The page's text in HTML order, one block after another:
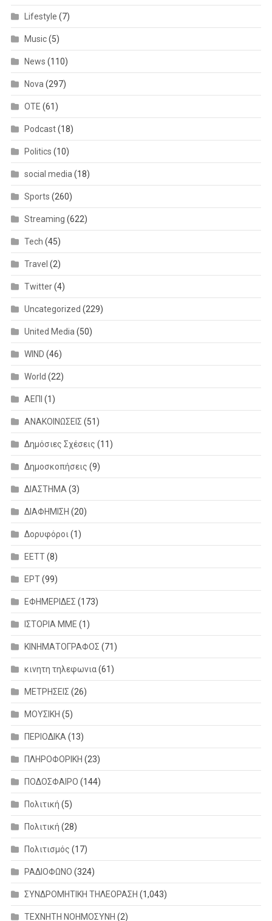
Lifestyle (7)
Music(5)
News (110)
Nova(297)
OTE (61)
Podcast(18)
Politics (10)
social media(18)
Sports (260)
Streaming (622)
Tech (45)
Travel (2)
Twitter(4)
Uncategorized (229)
United Media(50)
WIND (46)
World (22)
ΑΕΠΙ (1)
ΑΝΑΚΟΙΝΩΣΕΙΣ (51)
Δημόσιες Σχέσεις (11)
Δημοσκοπήσεις (9)
ΔΙΑΣΤΗΜΑ(3)
ΔΙΑΦΗΜΙΣΗ (20)
Δορυφόροι(1)
ΕΕΤΤ(8)
ΕΡΤ(99)
ΕΦΗΜΕΡΙΔΕΣ (173)
ΙΣΤΟΡΙΑ ΜΜΕ (1)
ΚΙΝΗΜΑΤΟΓΡΑΦΟΣ (71)
κινητη τηλεφωνια(61)
ΜΕΤΡΗΣΕΙΣ (26)
ΜΟΥΣΙΚΗ (5)
ΠΕΡΙΟΔΙΚΑ(13)
ΠΛΗΡΟΦΟΡΙΚΗ (23)
ΠΟΔΟΣΦΑΙΡΟ (144)
Πολιτική (5)
Πολιτική (28)
Πολιτισμός (17)
ΡΑΔΙΟΦΩΝΟ (324)
ΣΥΝΔΡΟΜΗΤΙΚΗ ΤΗΛΕΟΡΑΣΗ (1,043)
ΤΕΧΝΗΤΗ ΝΟΗΜΟΣΥΝΗ (2)